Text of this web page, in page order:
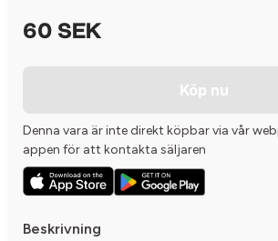
60 SEK
Köp nu
Denna vara är inte direkt köpbar via vår
appen för att kontakta säljaren
Beskrivning